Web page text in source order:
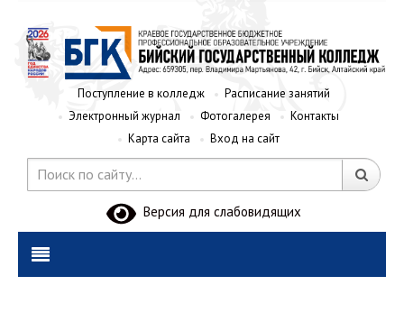
Поступление в колледж
Расписание занятий
Электронный журнал
Фотогалерея
Контакты
Карта сайта
Вход на сайт
Версия для слабовидящих